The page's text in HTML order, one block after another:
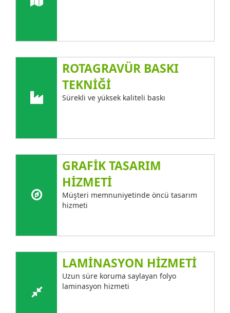
ROTAGRAVÜR BASKI
TEKNİĞİ
Sürekli ve yüksek kaliteli baskı
GRAFİK TASARIM
HİZMETİ
Müşteri memnuniyetinde öncü tasarım
hizmeti
LAMİNASYON HİZMETİ
Uzun süre koruma saylayan folyo
laminasyon hizmeti